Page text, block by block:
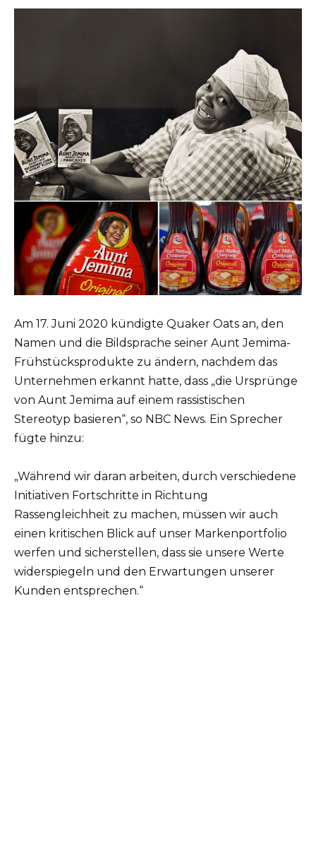
Am 17. Juni 2020 kündigte Quaker Oats an, den
Namen und die Bildsprache seiner Aunt Jemima-
Frühstücksprodukte zu ändern, nachdem das
Unternehmen erkannt hatte, dass „die Ursprünge
von Aunt Jemima auf einem rassistischen
Stereotyp basieren“, so NBC News. Ein Sprecher
fügte hinzu:
„Während wir daran arbeiten, durch verschiedene
Initiativen Fortschritte in Richtung
Rassengleichheit zu machen, müssen wir auch
einen kritischen Blick auf unser Markenportfolio
werfen und sicherstellen, dass sie unsere Werte
widerspiegeln und den Erwartungen unserer
Kunden entsprechen.“